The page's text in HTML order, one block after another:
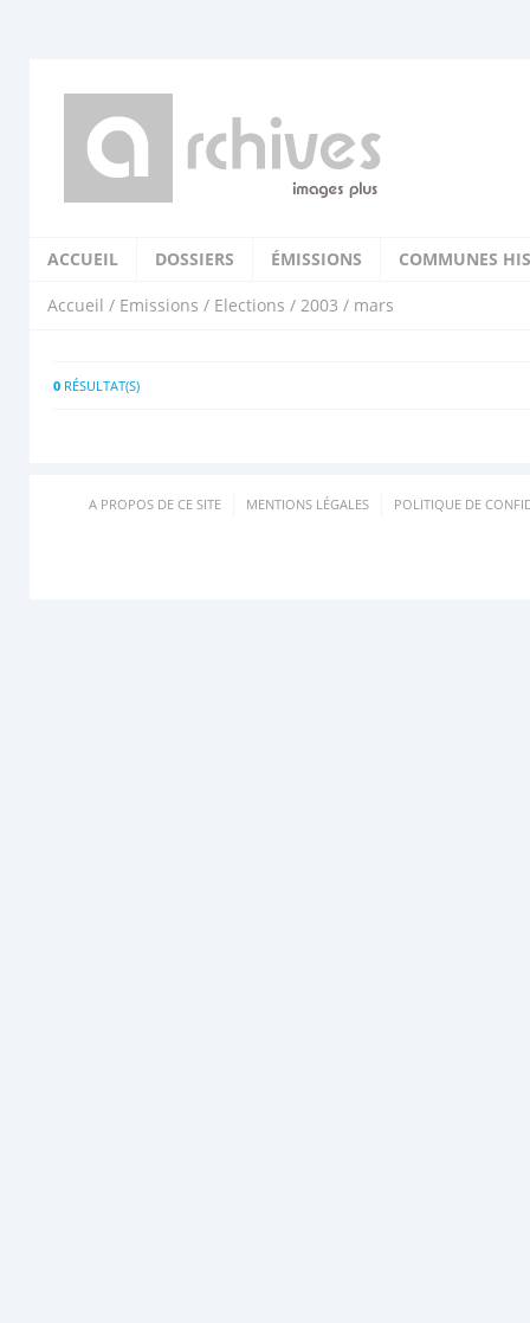
ACCUEIL DOSSIERS ÉMISSIONS COMMUNES
Accueil / Emissions / Elections / 2003 / mars
0 RÉSULTAT(S)
A PROPOS DE CE SITE MENTIONS LÉGALES POLITIQUE DE